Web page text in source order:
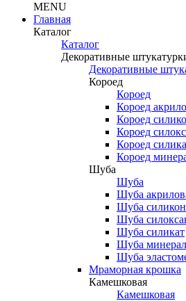
MENU
Главная
Каталог
Каталог
Декоративные
Декоративные
Короед
Короед
Короед
Короед
Короед
Короед
Короед
Шуба
Шуба
Шуба
Шуба силикон
Шуба
Шуба силикат
Шуба минерал
Шуба
Мраморная крошка
Камешковая
Камешковая